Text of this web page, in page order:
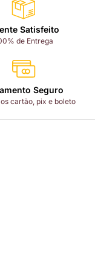
Satisfeito
de Entrega
Seguro
cartão, pix e boleto